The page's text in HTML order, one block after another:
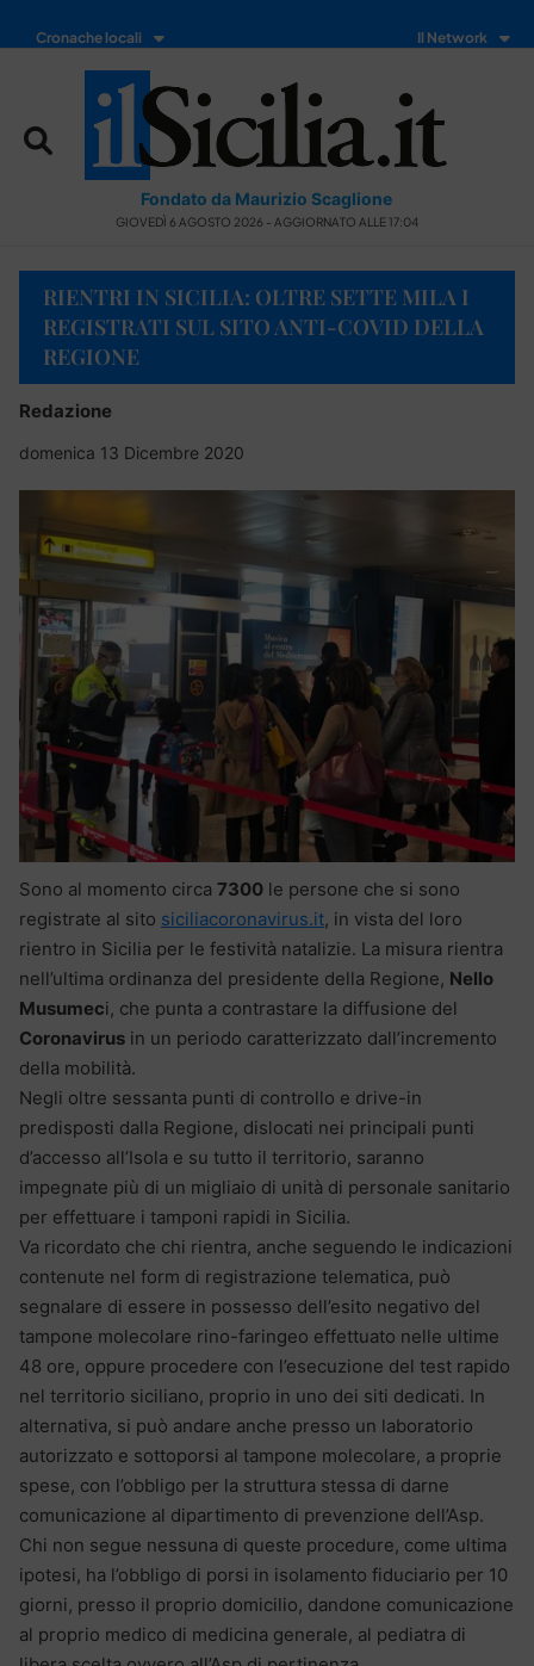
Cronache locali Il Network
Fondato da Maurizio Scaglione
GIOVEDÌ 6 AGOSTO 2026 - AGGIORNATO ALLE 17:04
RIENTRI IN SICILIA: OLTRE SETTE MILA I
REGISTRATI SUL SITO ANTI-COVID DELLA
REGIONE
Redazione
domenica 13 Dicembre 2020
Sono al momento circa 7300 le persone che si sono
registrate al sito siciliacoronavirus.it, in vista del loro
rientro in Sicilia per le festività natalizie. La misura rientra
nell’ultima ordinanza del presidente della Regione, Nello
Musumeci, che punta a contrastare la diffusione del
Coronavirus in un periodo caratterizzato dall’incremento
della mobilità.
Negli oltre sessanta punti di controllo e drive-in
predisposti dalla Regione, dislocati nei principali punti
d’accesso all’Isola e su tutto il territorio, saranno
impegnate più di un migliaio di unità di personale sanitario
per effettuare i tamponi rapidi in Sicilia.
Va ricordato che chi rientra, anche seguendo le indicazioni
contenute nel form di registrazione telematica, può
segnalare di essere in possesso dell’esito negativo del
tampone molecolare rino-faringeo effettuato nelle ultime
48 ore, oppure procedere con l’esecuzione del test rapido
nel territorio siciliano, proprio in uno dei siti dedicati. In
alternativa, si può andare anche presso un laboratorio
autorizzato e sottoporsi al tampone molecolare, a proprie
spese, con l’obbligo per la struttura stessa di darne
comunicazione al dipartimento di prevenzione dell’Asp.
Chi non segue nessuna di queste procedure, come ultima
ipotesi, ha l’obbligo di porsi in isolamento fiduciario per 10
giorni, presso il proprio domicilio, dandone comunicazione
al proprio medico di medicina generale, al pediatra di